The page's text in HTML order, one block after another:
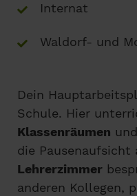
Internat
Waldorf- und
Dein
Schule. Hier
Klassenräumen
die
Lehrerzimmer
anderen Kollegen,